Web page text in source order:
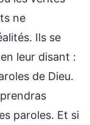
ne
Ils se
leur disant :
de Dieu.
paroles. Et si